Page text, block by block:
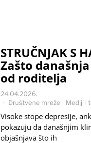
STRUČNJAK S
Zašto
od roditelja
24.04.2026.
Društvene mreže · Mediji i
Visoke stope depresije,
pokazuju da današnjim
objašnjava što ih